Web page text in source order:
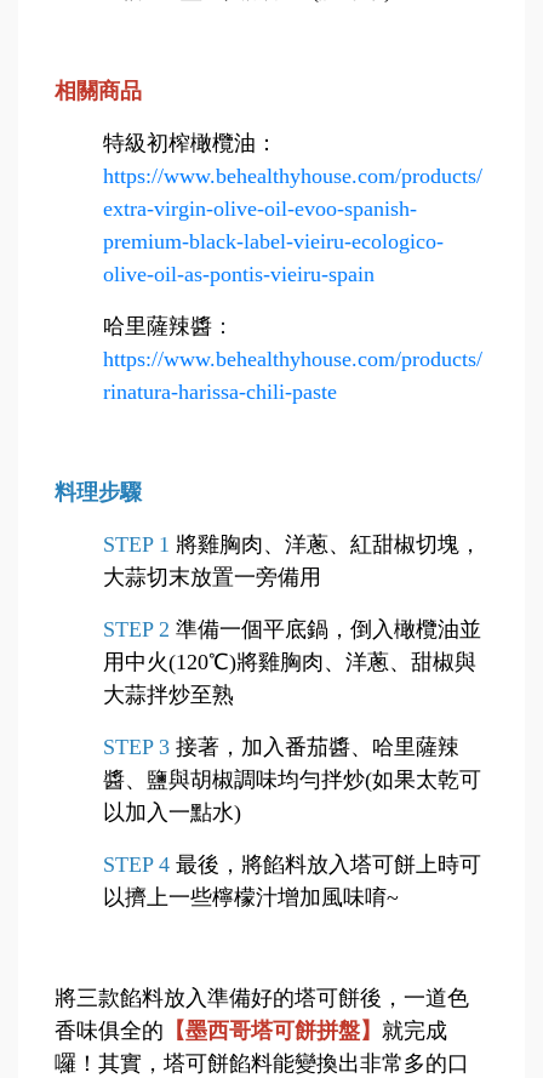
相關商品
特級初榨橄欖油 ：
https://www.behealthyhouse.com/products/
extra-virgin-olive-oil-evoo-spanish-
premium-black-label-vieiru-ecologico-
olive-oil-as-pontis-vieiru-spain
哈里薩辣醬 ：
https://www.behealthyhouse.com/products/
rinatura-harissa-chili-paste
料理步驟
STEP 1 將雞胸肉、洋蔥、紅甜椒切塊，
大蒜切末放置一旁備用
STEP 2 準備一個平底鍋，倒入橄欖油並
用中火(120℃)將雞胸肉、洋蔥、甜椒與
大蒜拌炒至熟
STEP 3 接著，加入番茄醬、哈里薩辣
醬、鹽與胡椒調味均勻拌炒(如果太乾可
以加入一點水)
STEP 4 最後，將餡料放入塔可餅上時可
以擠上一些檸檬汁增加風味唷~
將三款餡料放入準備好的塔可餅後，一道色
香味俱全的 【墨西哥塔可餅拼盤】 就完成
囉！其實，塔可餅餡料能變換出非常多的口